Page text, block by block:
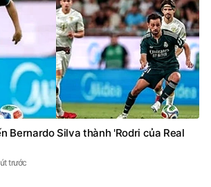
Bernardo Silva thành 'Rodri của Real
trước